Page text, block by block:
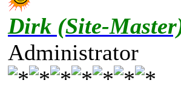
Dirk (Site-
Administrator